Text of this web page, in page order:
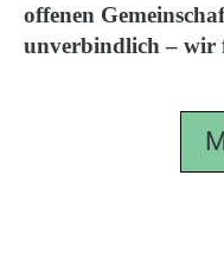
offenen
unverbindlich – wir